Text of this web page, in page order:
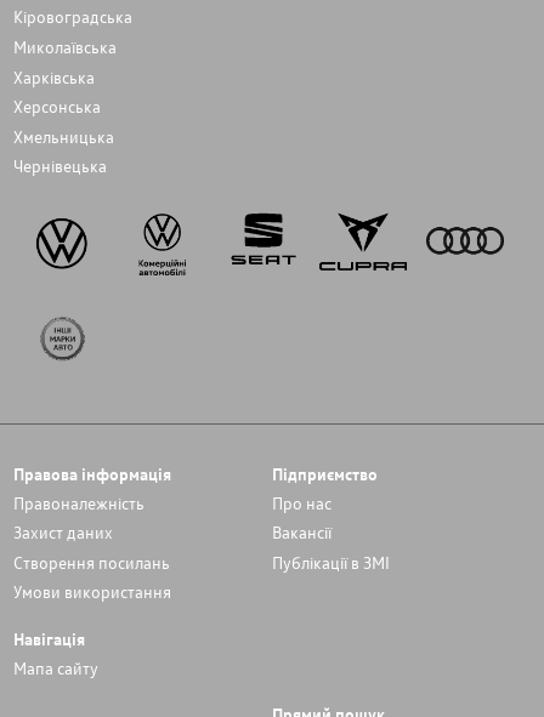
Кіровоградська
Миколаївська
Харківська
Херсонська
Хмельницька
Чернівецька
Правова інформація
Правоналежність
Захист даних
Cтворення посилань
Умови використання
Підприємство
Про нас
Вакансії
Публікації в ЗМІ
Навігація
Мапа сайту